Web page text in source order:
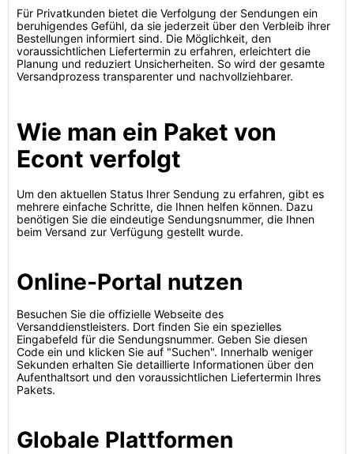
Für Privatkunden bietet die Verfolgung der Sendungen ein
beruhigendes Gefühl, da sie jederzeit über den Verbleib ihrer
Bestellungen informiert sind. Die Möglichkeit, den
voraussichtlichen Liefertermin zu erfahren, erleichtert die
Planung und reduziert Unsicherheiten. So wird der gesamte
Versandprozess transparenter und nachvollziehbarer.
Wie man ein Paket von
Econt verfolgt
Um den aktuellen Status Ihrer Sendung zu erfahren, gibt es
mehrere einfache Schritte, die Ihnen helfen können. Dazu
benötigen Sie die eindeutige Sendungsnummer, die Ihnen
beim Versand zur Verfügung gestellt wurde.
Online-Portal nutzen
Besuchen Sie die offizielle Webseite des
Versanddienstleisters. Dort finden Sie ein spezielles
Eingabefeld für die Sendungsnummer. Geben Sie diesen
Code ein und klicken Sie auf "Suchen". Innerhalb weniger
Sekunden erhalten Sie detaillierte Informationen über den
Aufenthaltsort und den voraussichtlichen Liefertermin Ihres
Pakets.
Globale Plattformen